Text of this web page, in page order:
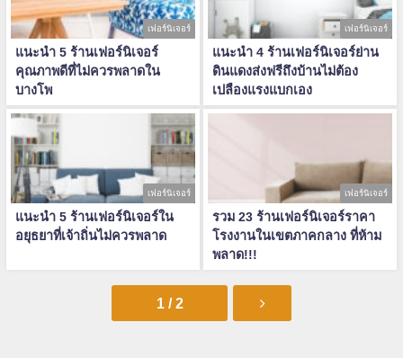
เฟอร์นิเจอร์
แนะนำ 5 ร้านเฟอร์นิเจอร์
คุณภาพดีที่ไม่ควรพลาดใน
บางโพ
เฟอร์นิเจอร์
แนะนำ 4 ร้านเฟอร์นิเจอร์ย่าน
ดินแดงส่งฟรีถึงบ้านไม่ต้อง
เปลืองแรงแบกเอง
เฟอร์นิเจอร์
แนะนำ 5 ร้านเฟอร์นิเจอร์ใน
อยุธยาที่เจ้าถิ่นไม่ควรพลาด
เฟอร์นิเจอร์
รวม 23 ร้านเฟอร์นิเจอร์ราคา
โรงงานในเขตภาคกลาง ที่ห้าม
พลาด!!!
1 / 2